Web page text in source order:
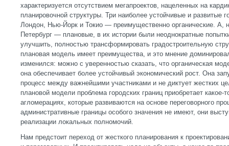
характеризуется отсутствием мегапроектов, нацеленных на
планировочной структуры. Три наиболее устойчивые и развитые
Лондон, Нью-Йорк и Токио — преимущественно органические. А,
Петербург — плановые, в их истории были неоднократные
улучшить, полностью трансформировать градостроительную
плановая модель имеет преимущества, и это мнение
изменился: можно с уверенностью сказать, что органическая
она обеспечивает более устойчивый экономический рост. Она
процесс между важнейшими участниками и не диктует жестких
плановой модели проблема городских границ приобретает какое-
агломерациях, которые развиваются на основе переговорного
административные границы особого значения не имеют, они
реализации локальных полномочий.
Нам предстоит переход от жесткого планирования к